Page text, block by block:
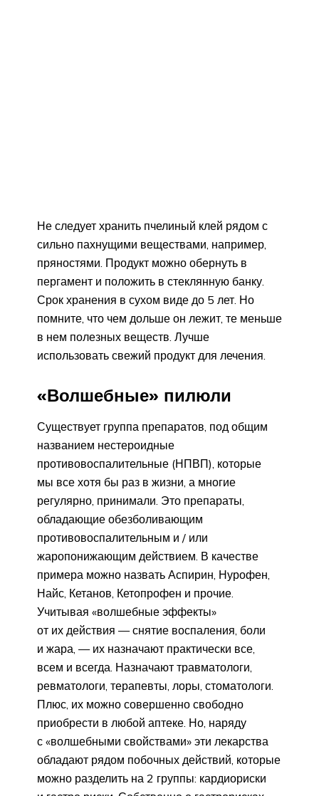
Не следует хранить пчелиный клей рядом с
сильно пахнущими веществами, например,
пряностями. Продукт можно обернуть в
пергамент и положить в стеклянную банку.
Срок хранения в сухом виде до 5 лет. Но
помните, что чем дольше он лежит, те меньше
в нем полезных веществ. Лучше
использовать свежий продукт для лечения.
«Волшебные» пилюли
Существует группа препаратов, под общим
названием нестероидные
противовоспалительные (НПВП), которые
мы все хотя бы раз в жизни, а многие
регулярно, принимали. Это препараты,
обладающие обезболивающим
противовоспалительным и / или
жаропонижающим действием. В качестве
примера можно назвать Аспирин, Нурофен,
Найс, Кетанов, Кетопрофен и прочие.
Учитывая «волшебные эффекты»
от их действия — снятие воспаления, боли
и жара, — их назначают практически все,
всем и всегда. Назначают травматологи,
ревматологи, терапевты, лоры, стоматологи.
Плюс, их можно совершенно свободно
приобрести в любой аптеке. Но, наряду
с «волшебными свойствами» эти лекарства
обладают рядом побочных действий, которые
можно разделить на 2 группы: кардиориски